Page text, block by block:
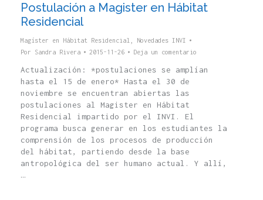
Postulación a Magister en Hábitat
Residencial
Magíster en Hábitat Residencial
Novedades INVI
Por Sandra Rivera 2015-11-26 Deja un comentario
Actualización: *postulaciones se amplían
hasta el 15 de enero* Hasta el 30 de
noviembre se encuentran abiertas las
postulaciones al Magister en Hábitat
Residencial impartido por el INVI. El
programa busca generar en los estudiantes la
comprensión de los procesos de producción
del hábitat, partiendo desde la base
antropológica del ser humano actual. Y allí,
…